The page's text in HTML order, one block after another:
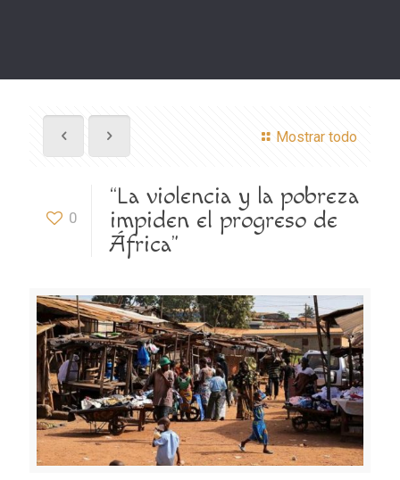
Mostrar todo
0
“La violencia y la pobreza
impiden el progreso de
África”